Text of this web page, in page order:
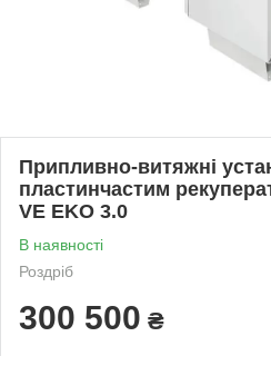
Припливно-витяжні
пластинчастим
VE EKO 3.0
В наявності
Роздріб
300 500 ₴